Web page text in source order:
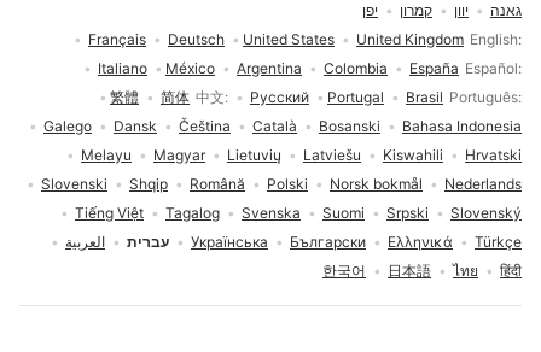
בחירת שפה
English
United Kingdom
United States
Deutsch
Français
Español
España
Colombia
Argentina
México
Italiano
Português
Brasil
Portugal
Русский
中文
简体
繁體
Bahasa Indonesia
Bosanski
Català
Čeština
Dansk
Galego
Hrvatski
Kiswahili
Latviešu
Lietuvių
Magyar
Melayu
Nederlands
Norsk bokmål
Polski
Română
Shqip
Slovenski
Slovenský
Srpski
Suomi
Svenska
Tagalog
Tiếng Việt
Türkçe
Ελληνικά
Български
Українська עברית
العربية
हिंदी
ไทย
日本語
한국어
גאנה
יוון קמרון יפן